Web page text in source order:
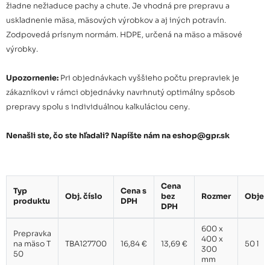
žiadne nežiaduce pachy a chute. Je vhodná pre prepravu a
uskladnenie mäsa, mäsových výrobkov a aj iných potravín.
Zodpovedá prísnym normám. HDPE, určená na mäso a mäsové
výrobky.
Upozornenie: Pri objednávkach vyššieho počtu prepraviek je
zákazníkovi v rámci objednávky navrhnutý optimálny spôsob
prepravy spolu s individuálnou kalkuláciou ceny.
Nenašli ste, čo ste hľadali? Napíšte nám na eshop@gpr.sk
Typ
produktu
Obj. číslo
Cena s
DPH
Cena
bez
DPH
Rozmer
Prepravka
na mäso T
50
TBA127700 16,84 € 13,69 €
600 x
400 x
300
mm
50 l